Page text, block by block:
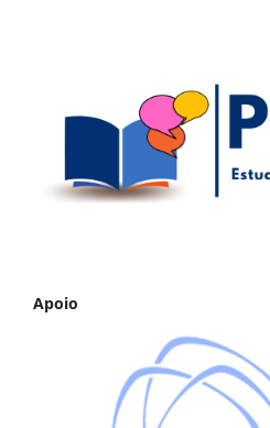
Apoio